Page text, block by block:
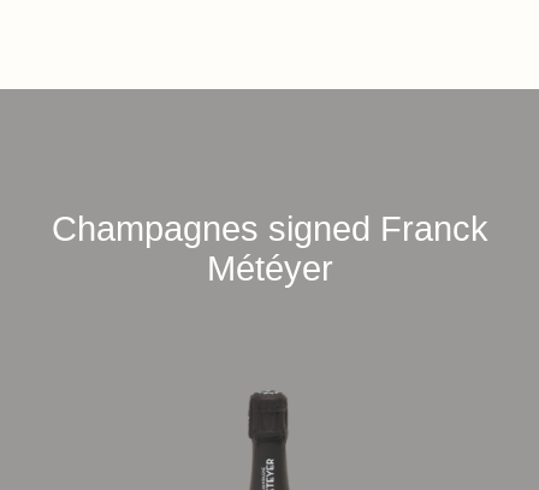
Champagnes signed Franck
Météyer